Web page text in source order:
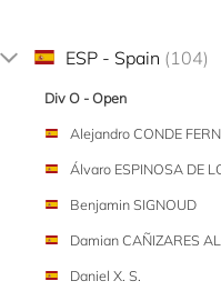
ESP - Spain (104)
Div O - Open
Alejandro CONDE
Álvaro ESPINOSA DE
Benjamin SIGNOUD
Damian CAÑIZARES
Daniel X. S.